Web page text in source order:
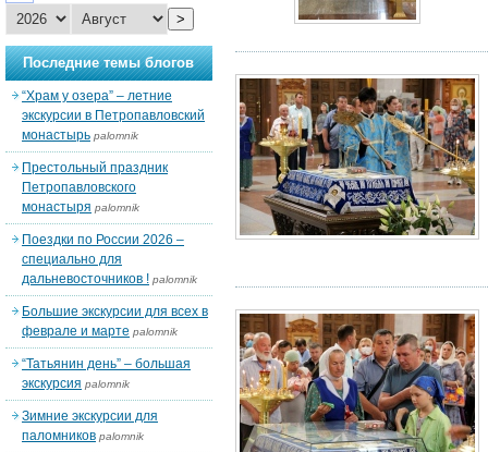
>
Последние темы блогов
“Храм у озера” – летние
экскурсии в Петропавловский
монастырь palomnik
Престольный праздник
Петропавловского
монастыря palomnik
Поездки по России 2026 –
специально для
дальневосточников ! palomnik
Большие экскурсии для всех в
феврале и марте palomnik
“Татьянин день” – большая
экскурсия palomnik
Зимние экскурсии для
паломников palomnik